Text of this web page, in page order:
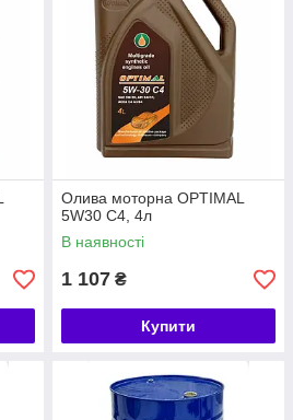
Олива моторна OPTIMAL
5W30 С4, 4л
В наявності
1 107 ₴
Купити